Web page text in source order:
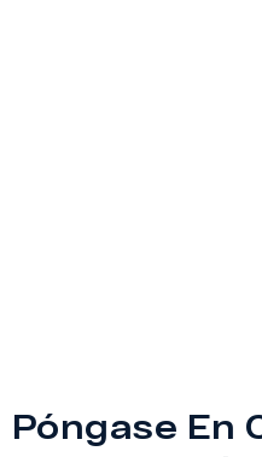
Póngase En